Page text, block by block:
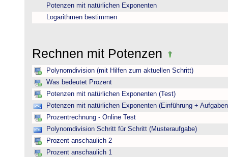
Potenzen mit natürlichen Exponenten
Logarithmen bestimmen
Rechnen mit Potenzen
Polynomdivision (mit Hilfen zum aktuellen Schritt)
Was bedeutet Prozent
Potenzen mit natürlichen Exponenten (Test)
Potenzen mit natürlichen Exponenten (Einführung +
Prozentrechnung - Online Test
Polynomdivision Schritt für Schritt (Musteraufgabe)
Prozent anschaulich 2
Prozent anschaulich 1